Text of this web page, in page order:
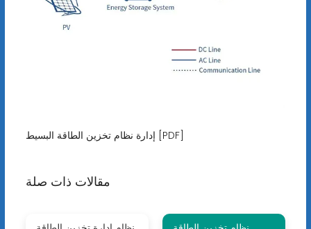
إدارة نظام تخزين الطاقة البسيط [PDF]
مقالات ذات صلة